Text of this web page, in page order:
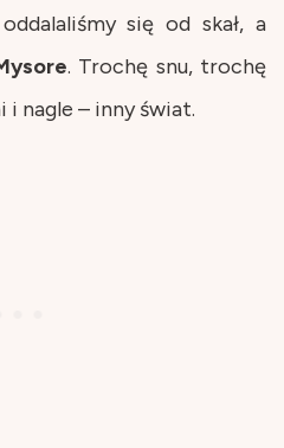
się od skał, a
. Trochę snu, trochę
nagle – inny świat.